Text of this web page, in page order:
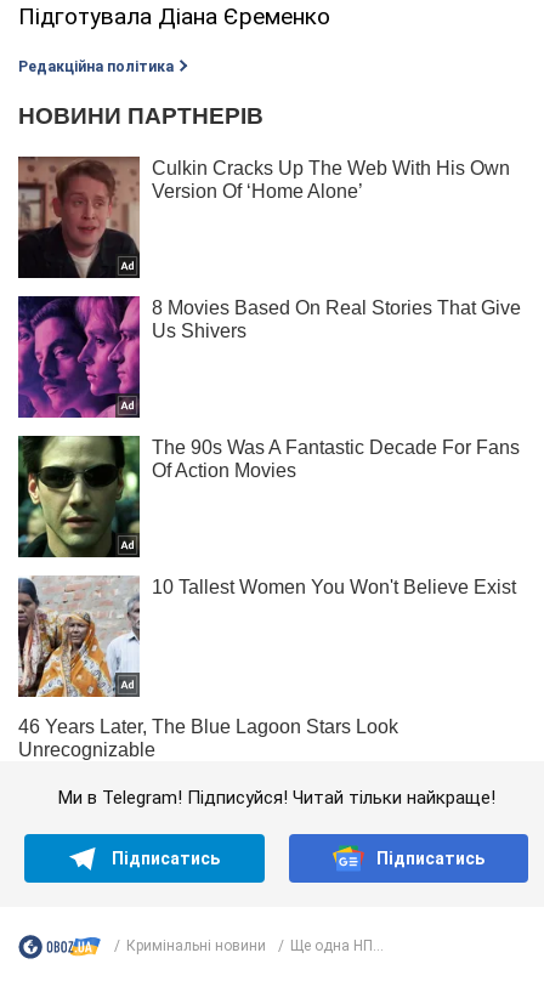
Підготувала Діана Єременко
Редакційна політика
Ми в Telegram! Підписуйся! Читай тільки найкраще!
Підписатись Підписатись
Кримінальні новини Ще одна НП...